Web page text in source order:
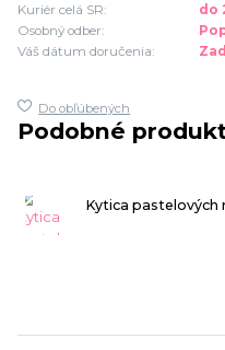
Kuriér celá SR:
do
Osobný odber:
Váš dátum doručenia:
Do obľúbených
Podobné
Kytica pastelových